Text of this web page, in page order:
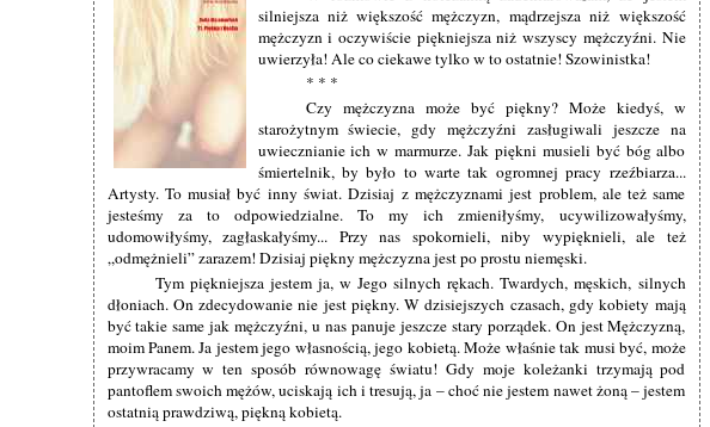
silniejsza niż większość mężczyzn, mądrzejsza niż większość
mężczyzn i oczywiście piękniejsza niż wszyscy mężczyźni. Nie
uwierzyła! Ale co ciekawe tylko w to ostatnie! Szowinistka!
* * *
Czy mężczyzna może być piękny? Może kiedyś, w
starożytnym świecie, gdy mężczyźni zasługiwali jeszcze na
uwiecznianie ich w marmurze. Jak piękni musieli być bóg albo
śmiertelnik, by było to warte tak ogromnej pracy rzeźbiarza...
Artysty. To musiał być inny świat. Dzisiaj z mężczyznami jest problem, ale też same
jesteśmy za to odpowiedzialne. To my ich zmieniłyśmy, ucywilizowałyśmy,
udomowiłyśmy, zagłaskałyśmy... Przy nas spokornieli, niby wypięknieli, ale też
„odmężnieli” zarazem! Dzisiaj piękny mężczyzna jest po prostu niemęski.
Tym piękniejsza jestem ja, w Jego silnych rękach. Twardych, męskich, silnych
dłoniach. On zdecydowanie nie jest piękny. W dzisiejszych czasach, gdy kobiety mają
być takie same jak mężczyźni, u nas panuje jeszcze stary porządek. On jest Mężczyzną,
moim Panem. Ja jestem jego własnością, jego kobietą. Może właśnie tak musi być, może
przywracamy w ten sposób równowagę światu! Gdy moje koleżanki trzymają pod
pantoflem swoich mężów, uciskają ich i tresują, ja – choć nie jestem nawet żoną – jestem
ostatnią prawdziwą, piękną kobietą.